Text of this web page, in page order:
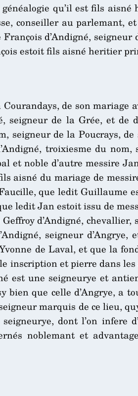
qu’il est fils
conseiller au parlemant,
d’Andigné, seigneur
estoit fils aisné heritier
de son mariage
de la Grée, et de
seigneur de la Poucrays,
troixiesme du
noble d’autre messire
aisné du mariage de
que ledit Guillaume
ledit Jan estoit issu de
d’Andigné, chevallier,
seigneur d’Angrye,
de Laval, et que la
inscription et pierre dans
est une seigneurye et
que celle d’Angrye, a
marquis de ce lieu,
dont l’on infere
noblemant et